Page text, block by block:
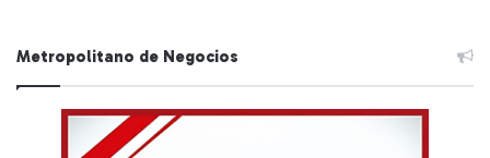
Metropolitano de Negocios